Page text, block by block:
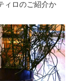
ィロのご紹介か